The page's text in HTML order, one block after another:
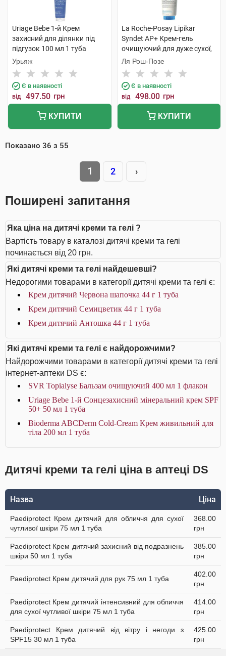
Uriage Bebe 1-й Крем
захисний для ділянки під
підгузок 100 мл 1 туба
Урьяж
Є в наявності
від 497.50 грн
КУПИТИ
La Roche-Posay Lipikar
Syndet AP+ Крем-гель
очищуючий для дуже сухої,
схильної до атопії шкіри 200
мл 1 туба
Ля Рош-Позе
Є в наявності
від 498.00 грн
КУПИТИ
Показано 36 з 55
1 2 ›
Поширені запитання
Яка ціна на дитячі креми та гелі ?
Вартість товару в каталозі дитячі креми та гелі
починається від 20 грн.
Які дитячі креми та гелі найдешевші?
Недорогими товарами в категорії дитячі креми та гелі є:
Крем дитячий Червона шапочка 44 г 1 туба
Крем дитячий Семицветик 44 г 1 туба
Крем дитячий Антошка 44 г 1 туба
Які дитячі креми та гелі є найдорожчими?
Найдорожчими товарами в категорії дитячі креми та гелі
інтернет-аптеки DS є:
SVR Topialyse Бальзам очищуючий 400 мл 1 флакон
Uriage Bebe 1-й Сонцезахисний мінеральний крем SPF
50+ 50 мл 1 туба
Bioderma ABCDerm Cold-Cream Крем живильний для
тіла 200 мл 1 туба
Дитячі креми та гелі ціна в аптеці DS
Назва Ціна
Paediprotect Крем дитячий для обличчя для сухої
чутливої шкіри 75 мл 1 туба
368.00
грн
Paediprotect Крем дитячий захисний від подразнень
шкіри 50 мл 1 туба
385.00
грн
Paediprotect Крем дитячий для рук 75 мл 1 туба
402.00
грн
Paediprotect Крем дитячий інтенсивний для обличчя
для сухої чутливої шкіри 75 мл 1 туба
414.00
грн
Paediprotect Крем дитячий від вітру і негоди з
SPF15 30 мл 1 туба
425.00
грн